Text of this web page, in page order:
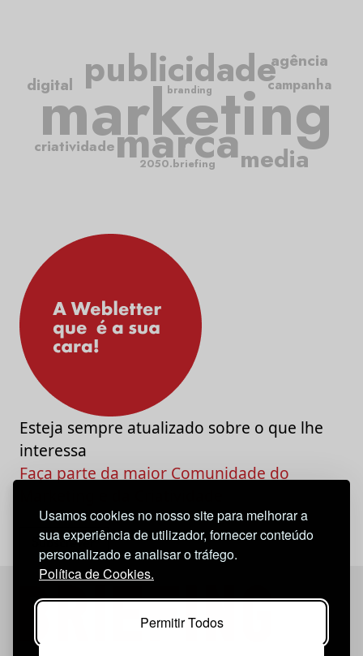
Usamos cookies no nosso site para melhorar a
sua experiência de utilizador, fornecer conteúdo
personalizado e analisar o tráfego.
Política de Cookies.
Permitir Todos
marketing
publicidade
marca
criatividade
campanha
media
agência
digital
2050.briefing
branding
Esteja sempre atualizado sobre o que lhe
interessa
Faça parte da maior Comunidade do